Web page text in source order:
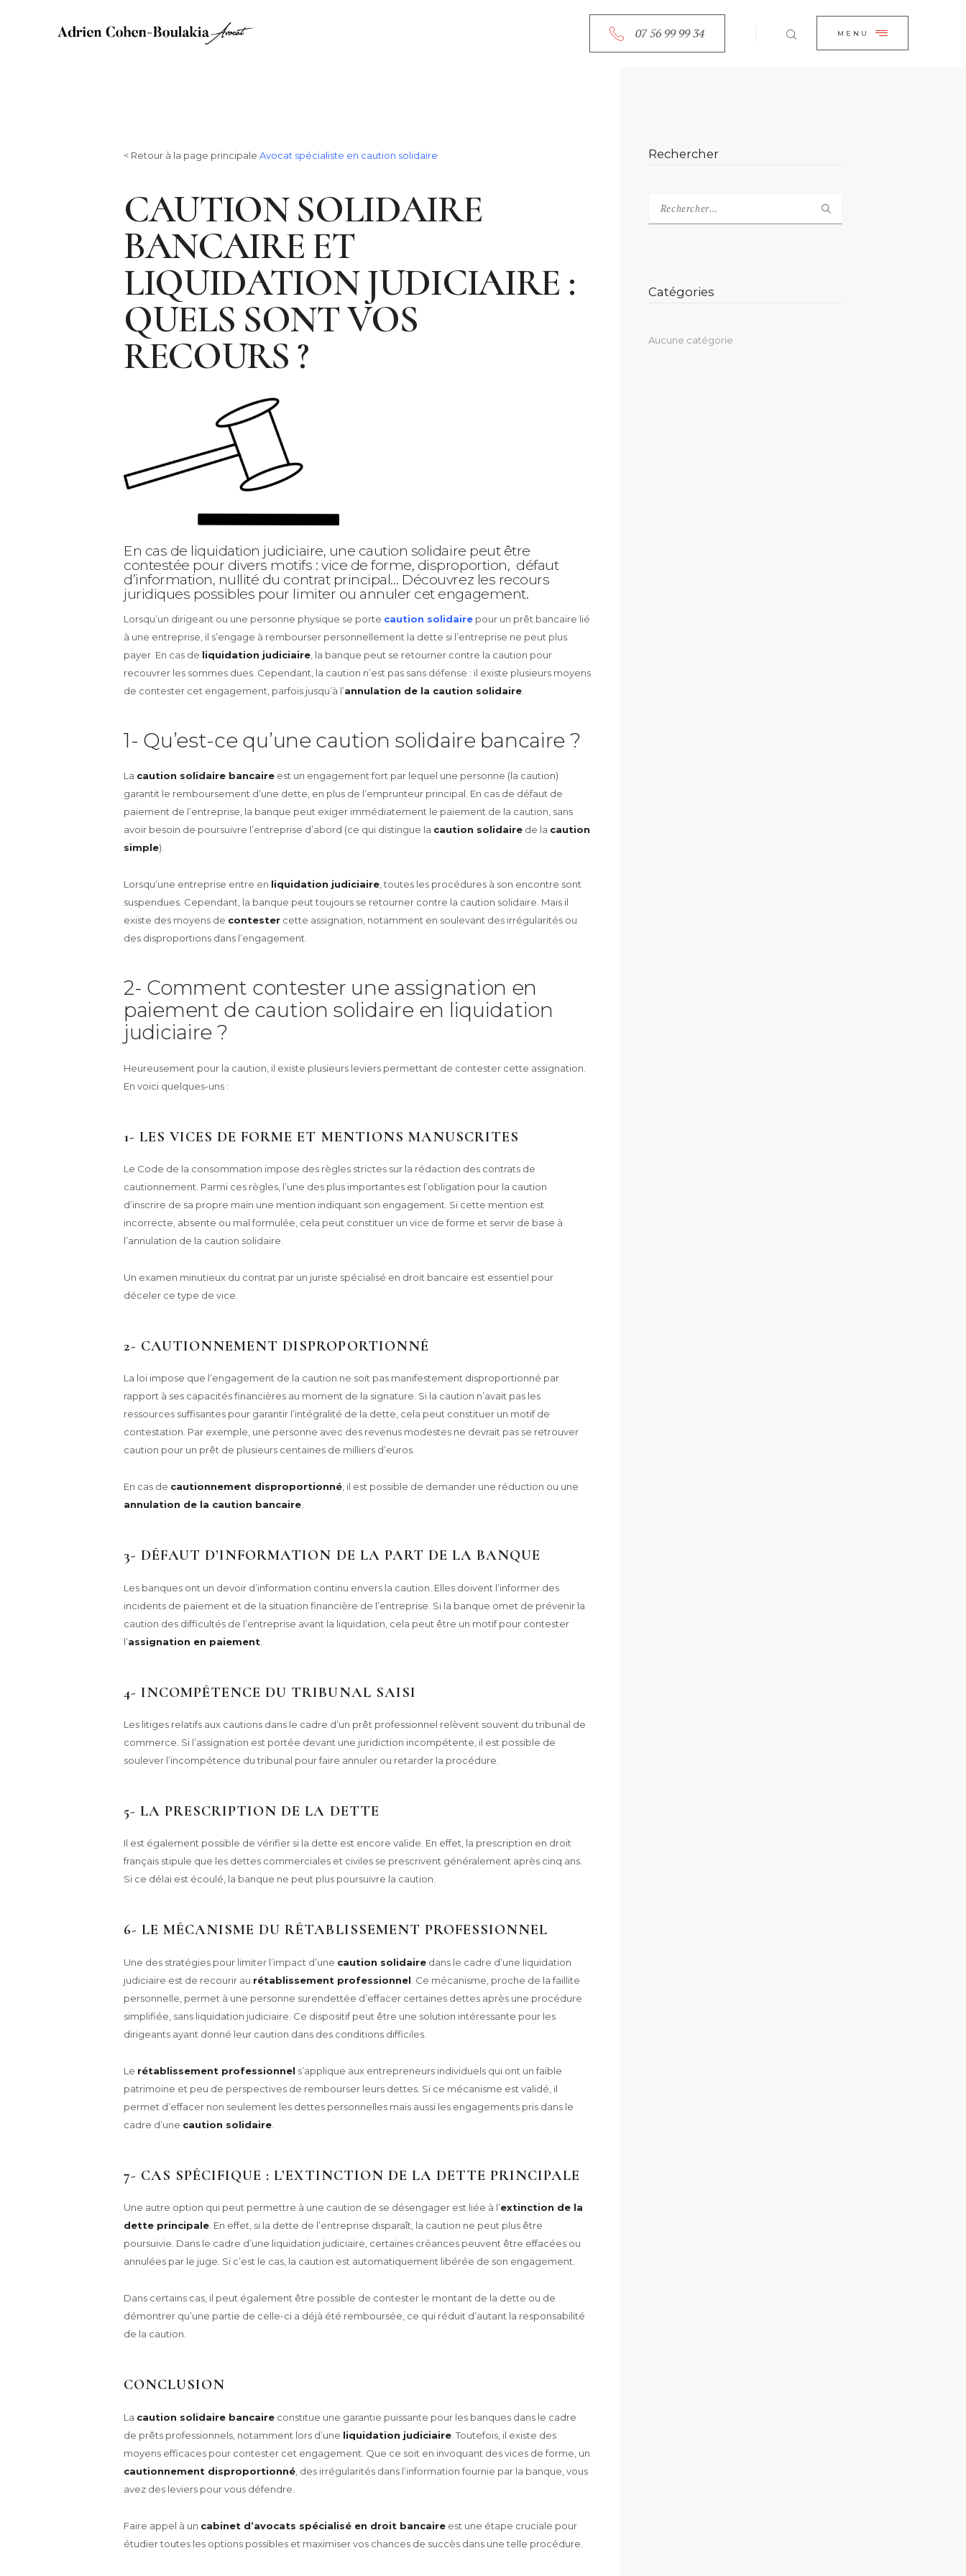
07 56 99 99 34 MENU CLOSE
ACCUEIL
RDV EN LIGNE
CONTACT
< Retour à la page principale Avocat spécialiste en caution solidaire
CAUTION SOLIDAIRE
BANCAIRE ET
LIQUIDATION JUDICIAIRE :
QUELS SONT VOS
RECOURS ?
En cas de liquidation judiciaire, une caution solidaire peut être
contestée pour divers motifs : vice de forme, disproportion, défaut
d’information, nullité du contrat principal… Découvrez les recours
juridiques possibles pour limiter ou annuler cet engagement.
Lorsqu’un dirigeant ou une personne physique se porte caution solidaire pour un prêt bancaire lié
à une entreprise, il s’engage à rembourser personnellement la dette si l’entreprise ne peut plus
payer. En cas de liquidation judiciaire , la banque peut se retourner contre la caution pour
recouvrer les sommes dues. Cependant, la caution n’est pas sans défense : il existe plusieurs moyens
de contester cet engagement, parfois jusqu’à l’annulation de la caution solidaire
1- Qu’est-ce qu’une caution solidaire bancaire ?
La caution solidaire bancaire est un engagement fort par lequel une personne (la caution)
garantit le remboursement d’une dette, en plus de l’emprunteur principal. En cas de défaut de
paiement de l’entreprise, la banque peut exiger immédiatement le paiement de la caution, sans
avoir besoin de poursuivre l’entreprise d’abord (ce qui distingue la caution solidaire de la caution
simple).
Lorsqu’une entreprise entre en liquidation judiciaire, toutes les procédures à son encontre sont
suspendues. Cependant, la banque peut toujours se retourner contre la caution solidaire. Mais il
existe des moyens de contester cette assignation, notamment en soulevant des irrégularités ou
des disproportions dans l’engagement.
2- Comment contester une assignation en
paiement de caution solidaire en liquidation
judiciaire ?
Heureusement pour la caution, il existe plusieurs leviers permettant de contester cette assignation.
En voici quelques-uns :
1- LES VICES DE FORME ET MENTIONS MANUSCRITES
Le Code de la consommation impose des règles strictes sur la rédaction des contrats de
cautionnement. Parmi ces règles, l’une des plus importantes est l’obligation pour la caution
d’inscrire de sa propre main une mention indiquant son engagement. Si cette mention est
incorrecte, absente ou mal formulée, cela peut constituer un vice de forme et servir de base à
l’annulation de la caution solidaire.
Un examen minutieux du contrat par un juriste spécialisé en droit bancaire est essentiel pour
déceler ce type de vice.
2- CAUTIONNEMENT DISPROPORTIONNÉ
La loi impose que l’engagement de la caution ne soit pas manifestement disproportionné par
rapport à ses capacités financières au moment de la signature. Si la caution n’avait pas les
ressources suffisantes pour garantir l’intégralité de la dette, cela peut constituer un motif de
contestation. Par exemple, une personne avec des revenus modestes ne devrait pas se retrouver
caution pour un prêt de plusieurs centaines de milliers d’euros.
En cas de cautionnement disproportionné, il est possible de demander une réduction ou une
annulation de la caution bancaire.
3- DÉFAUT D’INFORMATION DE LA PART DE LA BANQUE
Les banques ont un devoir d’information continu envers la caution. Elles doivent l’informer des
incidents de paiement et de la situation financière de l’entreprise. Si la banque omet de prévenir la
caution des difficultés de l’entreprise avant la liquidation, cela peut être un motif pour contester
l’assignation en paiement
4- INCOMPÉTENCE DU TRIBUNAL SAISI
Les litiges relatifs aux cautions dans le cadre d’un prêt professionnel relèvent souvent du tribunal de
commerce. Si l’assignation est portée devant une juridiction incompétente, il est possible de
soulever l’incompétence du tribunal pour faire annuler ou retarder la procédure.
5- LA PRESCRIPTION DE LA DETTE
Il est également possible de vérifier si la dette est encore valide. En effet, la prescription en droit
français stipule que les dettes commerciales et civiles se prescrivent généralement après cinq ans.
Si ce délai est écoulé, la banque ne peut plus poursuivre la caution.
6- LE MÉCANISME DU RÉTABLISSEMENT PROFESSIONNEL
Une des stratégies pour limiter l’impact d’une caution solidaire dans le cadre d’une liquidation
judiciaire est de recourir au rétablissement professionnel . Ce mécanisme, proche de la faillite
personnelle, permet à une personne surendettée d’effacer certaines dettes après une procédure
simplifiée, sans liquidation judiciaire. Ce dispositif peut être une solution intéressante pour les
dirigeants ayant donné leur caution dans des conditions difficiles.
Le rétablissement professionnel s’applique aux entrepreneurs individuels qui ont un faible
patrimoine et peu de perspectives de rembourser leurs dettes. Si ce mécanisme est validé, il
permet d’effacer non seulement les dettes personnelles mais aussi les engagements pris dans le
cadre d’une caution solidaire
7- CAS SPÉCIFIQUE : L’EXTINCTION DE LA DETTE PRINCIPALE
Une autre option qui peut permettre à une caution de se désengager est liée à l’extinction de la
dette principale . En effet, si la dette de l’entreprise disparaît, la caution ne peut plus être
poursuivie. Dans le cadre d’une liquidation judiciaire, certaines créances peuvent être effacées ou
annulées par le juge. Si c’est le cas, la caution est automatiquement libérée de son engagement.
Dans certains cas, il peut également être possible de contester le montant de la dette ou de
démontrer qu’une partie de celle-ci a déjà été remboursée, ce qui réduit d’autant la responsabilité
de la caution.
CONCLUSION
La caution solidaire bancaire constitue une garantie puissante pour les banques dans le cadre
de prêts professionnels, notamment lors d’une liquidation judiciaire . Toutefois, il existe des
moyens efficaces pour contester cet engagement. Que ce soit en invoquant des vices de forme, un
cautionnement disproportionné , des irrégularités dans l’information fournie par la banque, vous
avez des leviers pour vous défendre.
Faire appel à un cabinet d’avocats spécialisé en droit bancaire est une étape cruciale pour
étudier toutes les options possibles et maximiser vos chances de succès dans une telle procédure.
Rechercher
Catégories
Aucune catégorie